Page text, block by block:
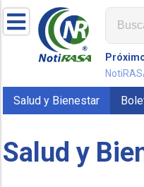
Salud y Bienestar
Salud y